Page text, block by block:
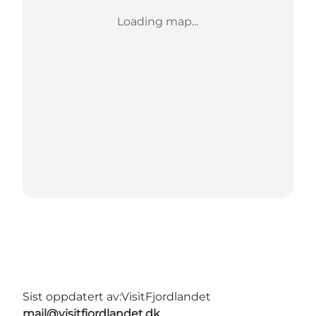
Loading map...
Sist oppdatert av:VisitFjordlandet